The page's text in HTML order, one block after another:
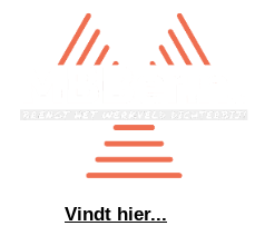
Vindt hier...